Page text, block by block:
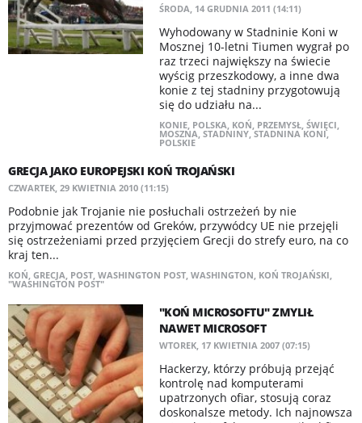
ŚRODA, 14 GRUDNIA 2011 (14:11)
Wyhodowany w Stadninie Koni w
Mosznej 10-letni Tiumen wygrał po
raz trzeci największy na świecie
wyścig przeszkodowy, a inne dwa
konie z tej stadniny przygotowują
się do udziału na...
KONIE, POLSKA, KOŃ, PRZEMYSŁ, ŚWIĘCI,
MOSZNA, STADNINY,STADNINA KONI,
POLSKIE
GRECJA JAKO EUROPEJSKI KOŃ TROJAŃSKI
CZWARTEK, 29 KWIETNIA 2010 (11:15)
Podobnie jak Trojanie nie posłuchali ostrzeżeń by nie
przyjmować prezentów od Greków, przywódcy UE nie przejęli
się ostrzeżeniami przed przyjęciem Grecji do strefy euro, na co
kraj ten...
KOŃ, GRECJA, POST, WASHINGTON POST, WASHINGTON, KOŃ TROJAŃSKI,
"WASHINGTON POST"
"KOŃ MICROSOFTU" ZMYLIŁ
NAWET MICROSOFT
WTOREK, 17 KWIETNIA 2007 (07:15)
Hackerzy, którzy próbują przejąć
kontrolę nad komputerami
upatrzonych ofiar, stosują coraz
doskonalsze metody. Ich najnowsza